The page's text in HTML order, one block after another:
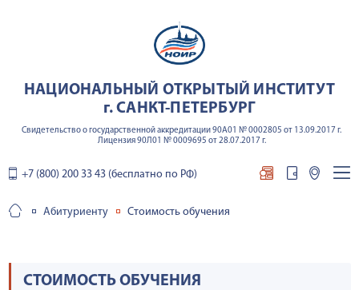
НАЦИОНАЛЬНЫЙ ОТКРЫТЫЙ ИНСТИТУТ
г. САНКТ-ПЕТЕРБУРГ
Свидетельство о государственной аккредитации 90А01 № 0002805 от 13.09.2017 г.
Лицензия 90Л01 № 0009695 от 28.07.2017 г.
+7 (800) 200 33 43 (бесплатно по РФ)
Абитуриенту Стоимость обучения
СТОИМОСТЬ ОБУЧЕНИЯ